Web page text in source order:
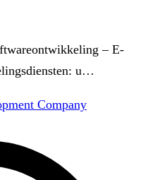
– E-
u…
Company